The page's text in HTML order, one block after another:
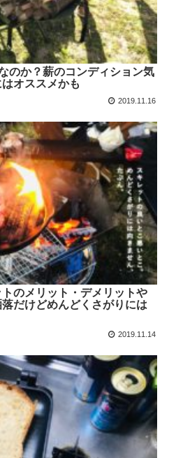
のか？薪のコンディション気
オススメかも
2019.11.16
トのメリット・デメリットや
だけどめんどくさがりには
2019.11.14